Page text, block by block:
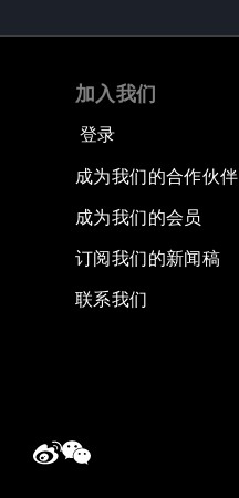
加入我们
登录
成为我们的合作伙伴
成为我们的会员
订阅我们的新闻稿
联系我们